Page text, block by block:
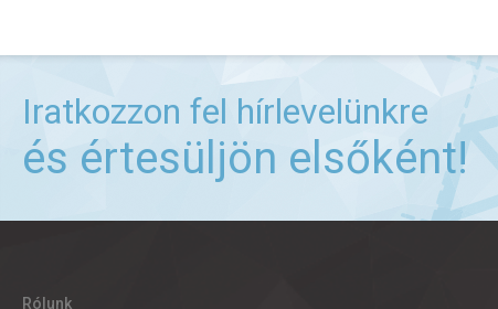
Iratkozzon fel hírlevelünkre
és értesüljön elsőként!
Rólunk